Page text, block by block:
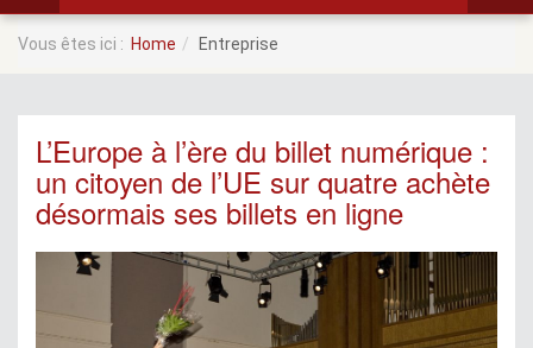
Vous êtes ici : Home Entreprise
L’Europe à l’ère du billet numérique :
un citoyen de l’UE sur quatre achète
désormais ses billets en ligne